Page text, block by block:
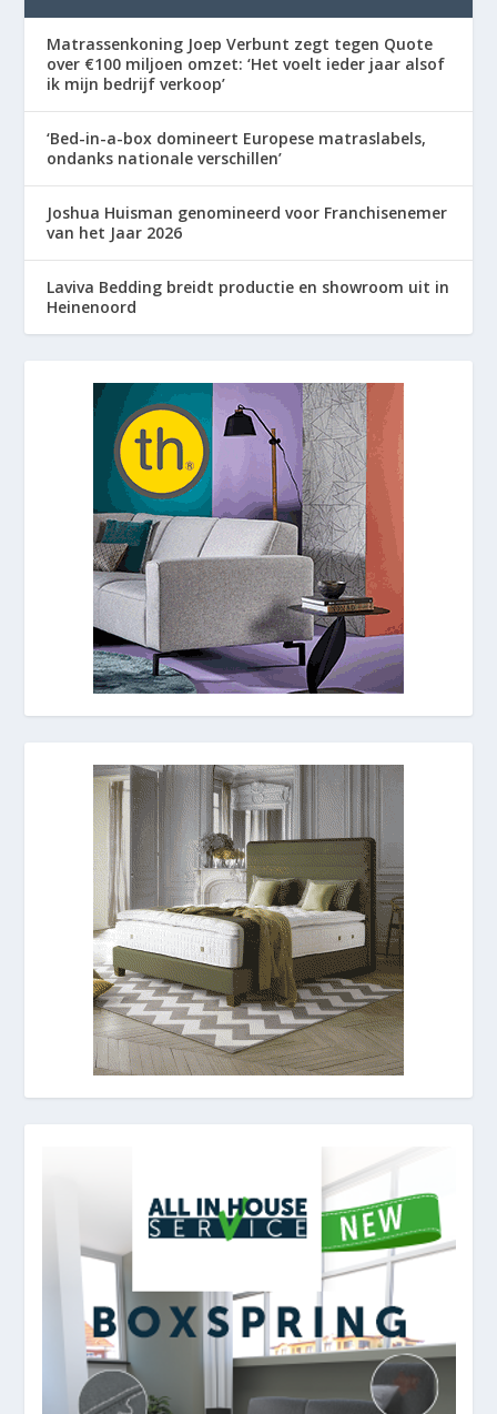
Matrassenkoning Joep Verbunt zegt tegen Quote
over €100 miljoen omzet: ‘Het voelt ieder jaar alsof
ik mijn bedrijf verkoop’
‘Bed-in-a-box domineert Europese matraslabels,
ondanks nationale verschillen’
Joshua Huisman genomineerd voor Franchisenemer
van het Jaar 2026
Laviva Bedding breidt productie en showroom uit in
Heinenoord